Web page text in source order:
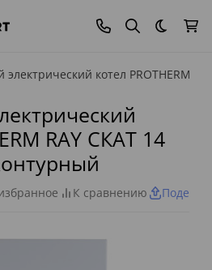
Темная
электрический котел PROTHERM
RAY СКАТ 14
К сравнению